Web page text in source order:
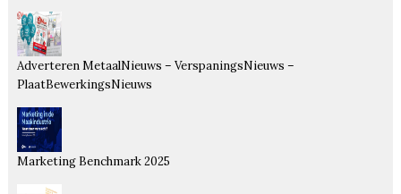
Adverteren MetaalNieuws – VerspaningsNieuws –
PlaatBewerkingsNieuws
Marketing Benchmark 2025